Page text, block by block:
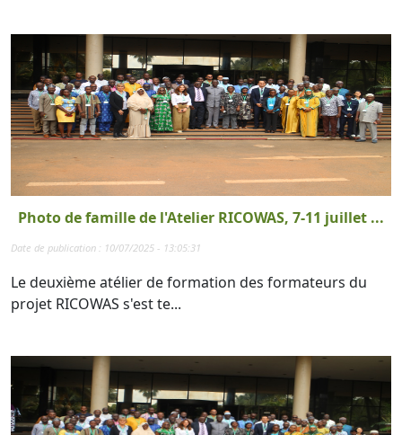
Photo de famille de l'Atelier RICOWAS, 7-11 juillet ...
Date de publication : 10/07/2025 - 13:05:31
Le deuxième atélier de formation des formateurs du
projet RICOWAS s'est te...